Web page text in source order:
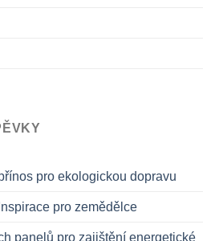
pro ekologickou dopravu
pro zemědělce
panelů pro zajištění energetické